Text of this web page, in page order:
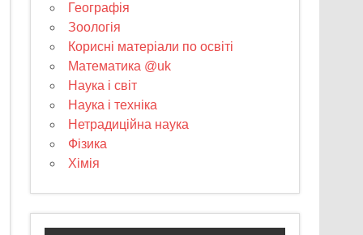
Географія
Зоологія
Корисні матеріали по освіті
Математика @uk
Наука і світ
Наука і техніка
Нетрадиційна наука
Фізика
Хімія